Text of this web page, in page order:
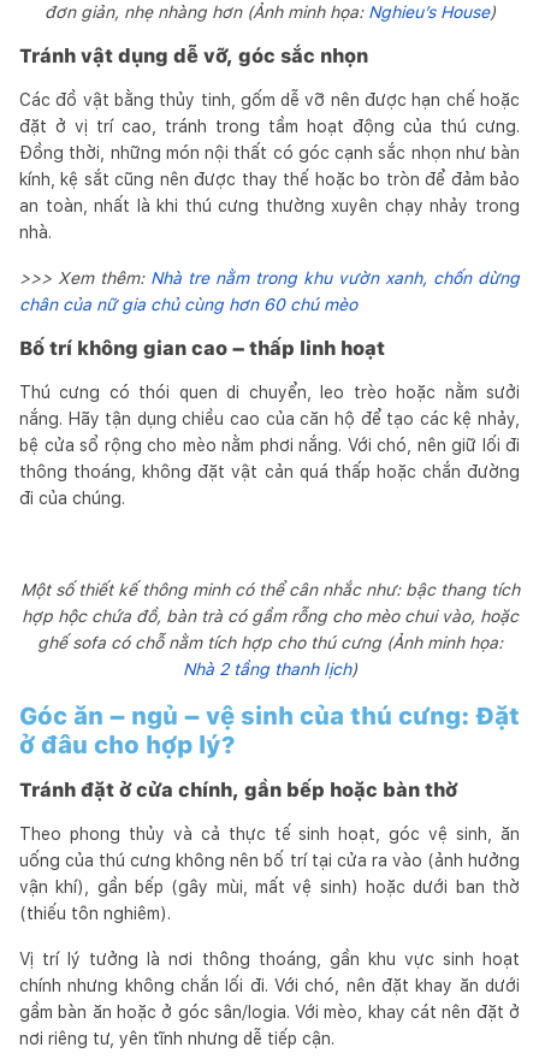
đơn giản, nhẹ nhàng hơn (Ảnh minh họa: Nghieu’s House)
Tránh vật dụng dễ vỡ, góc sắc nhọn
Các đồ vật bằng thủy tinh, gốm dễ vỡ nên được hạn chế hoặc
đặt ở vị trí cao, tránh trong tầm hoạt động của thú cưng.
Đồng thời, những món nội thất có góc cạnh sắc nhọn như bàn
kính, kệ sắt cũng nên được thay thế hoặc bo tròn để đảm bảo
an toàn, nhất là khi thú cưng thường xuyên chạy nhảy trong
nhà.
>>> Xem thêm: Nhà tre nằm trong khu vườn xanh, chốn dừng
chân của nữ gia chủ cùng hơn 60 chú mèo
Bố trí không gian cao – thấp linh hoạt
Thú cưng có thói quen di chuyển, leo trèo hoặc nằm sưởi
nắng. Hãy tận dụng chiều cao của căn hộ để tạo các kệ nhảy,
bệ cửa sổ rộng cho mèo nằm phơi nắng. Với chó, nên giữ lối đi
thông thoáng, không đặt vật cản quá thấp hoặc chắn đường
đi của chúng.
Một số thiết kế thông minh có thể cân nhắc như: bậc thang tích
hợp hộc chứa đồ, bàn trà có gầm rỗng cho mèo chui vào, hoặc
ghế sofa có chỗ nằm tích hợp cho thú cưng (Ảnh minh họa:
Nhà 2 tầng thanh lịch)
Góc ăn – ngủ – vệ sinh của thú cưng: Đặt
ở đâu cho hợp lý?
Tránh đặt ở cửa chính, gần bếp hoặc bàn thờ
Theo phong thủy và cả thực tế sinh hoạt, góc vệ sinh, ăn
uống của thú cưng không nên bố trí tại cửa ra vào (ảnh hưởng
vận khí), gần bếp (gây mùi, mất vệ sinh) hoặc dưới ban thờ
(thiếu tôn nghiêm).
Vị trí lý tưởng là nơi thông thoáng, gần khu vực sinh hoạt
chính nhưng không chắn lối đi. Với chó, nên đặt khay ăn dưới
gầm bàn ăn hoặc ở góc sân/logia. Với mèo, khay cát nên đặt ở
nơi riêng tư, yên tĩnh nhưng dễ tiếp cận.